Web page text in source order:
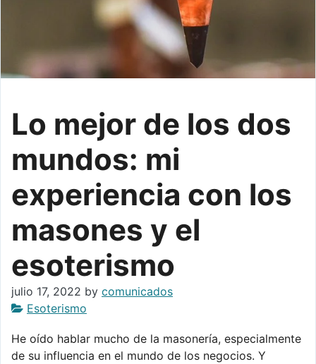
Lo mejor de los dos
mundos: mi
experiencia con los
masones y el
esoterismo
julio 17, 2022 by comunicados
Esoterismo
He oído hablar mucho de la masonería, especialmente
de su influencia en el mundo de los negocios. Y